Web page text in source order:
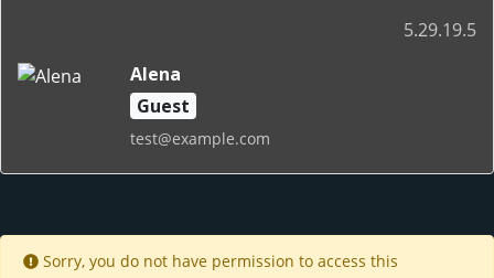
5.29.19.5
Alena
Guest
test@example.com
Sorry, you do not have permission to access this